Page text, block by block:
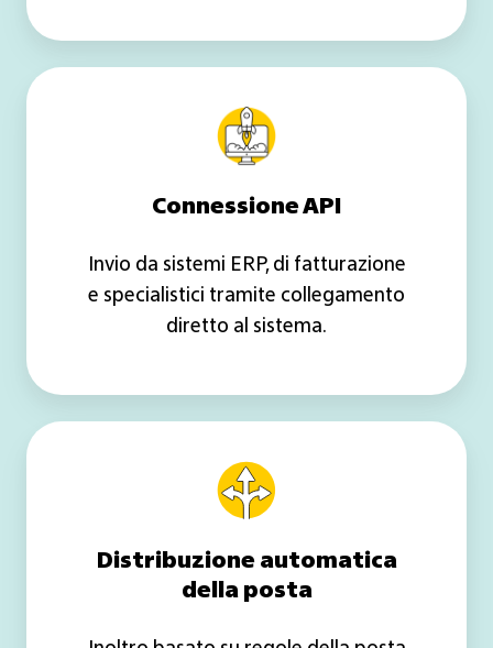
Connessione API
Invio da sistemi ERP, di fatturazione
e specialistici tramite collegamento
diretto al sistema.
API
Distribuzione automatica
della posta
automatica
della